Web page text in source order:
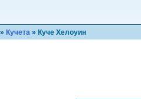
» Кучета » Куче Хелоуин